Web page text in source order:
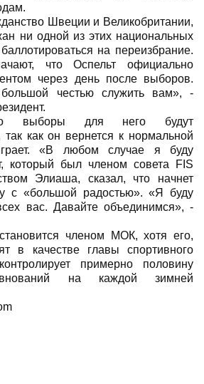
Швеции и Великобритании,
ни одной из этих национальных
на переизбрание.
что Оспельт официально
через день после выборов.
честью служить вам», -
выборы для него будут
как он вернется к нормальной
«В любом случае я буду
который был членом совета FIS
Элиаша, сказал, что начнет
с «большой радостью». «Я буду
вас. Давайте объединимся», -
членом МОК, хотя его,
в качестве главы спортивного
примерно половину
на каждой зимней